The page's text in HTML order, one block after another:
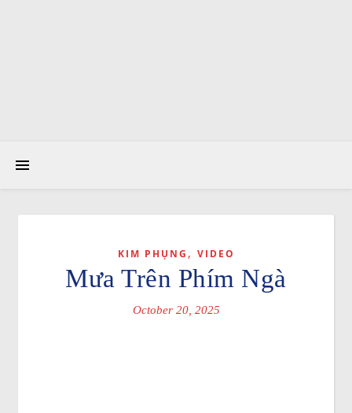
KIM PHỤNG , VIDEO
Mưa Trên Phím Ngà
October 20, 2025